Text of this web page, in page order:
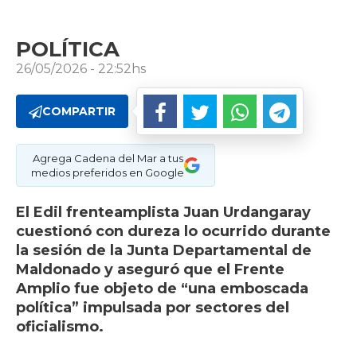
POLÍTICA
26/05/2026 - 22:52hs
COMPARTIR
Agrega Cadena del Mar a tus
medios preferidos en Google
El Edil frenteamplista Juan Urdangaray
cuestionó con dureza lo ocurrido durante
la sesión de la Junta Departamental de
Maldonado y aseguró que el Frente
Amplio fue objeto de “una emboscada
política” impulsada por sectores del
oficialismo.